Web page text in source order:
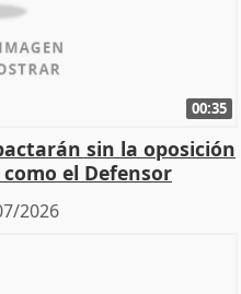
00:35
sin la oposición
el Defensor
2026